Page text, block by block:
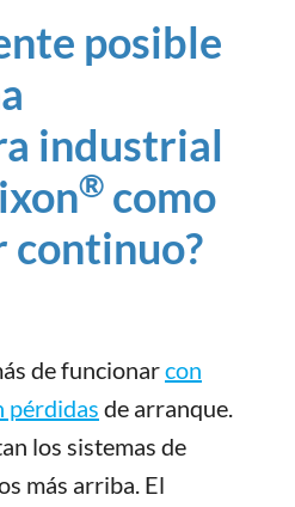
posible
industrial
® como
continuo?
de funcionarcon
pérdidas de arranque.
los sistemas de
más arriba. El